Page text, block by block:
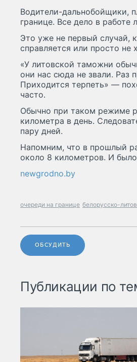
Водители-дальнобойщики,
границе. Все дело в работе
Это уже не первый случай,
справляется или просто не
«У литовской таможни
они нас сюда не звали. Раз
Приходится терпеть» —
часто.
Обычно при таком режиме
километра в день.
пару дней.
Напомним, что в прошлый
около 8 километров. И
newgrodno.by
очереди на границе белорусско-
ОБСУДИТЬ
Публикации по